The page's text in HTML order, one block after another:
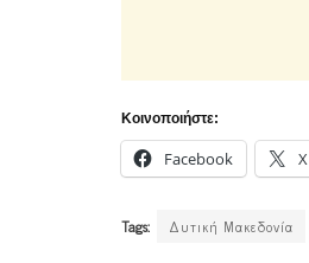
Κοινοποιήστε:
Facebook X
Tags: Δυτική Μακεδονία